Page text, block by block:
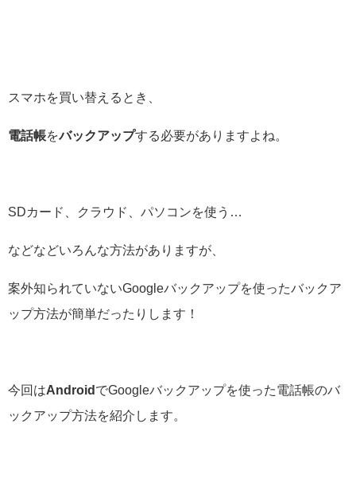
スマホを買い替えるとき、
電話帳をバックアップする必要がありますよね。
SDカード、クラウド、パソコンを使う…
などなどいろんな方法がありますが、
案外知られていないGoogleバックアップを使ったバックア
ップ方法が簡単だったりします！
今回はAndroid でGoogleバックアップを使った電話帳のバ
ックアップ方法を紹介します。